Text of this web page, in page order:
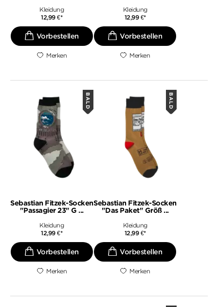
Kleidung
12,99€*
Merken
Kleidung
12,99 €*
Merken
BALD
Sebastian Fitzek-Socken
"Passagier 23" G ...
Kleidung
12,99€*
Merken
BALD
Sebastian Fitzek-Socken
"Das Paket" Größ ...
Kleidung
12,99 €*
Merken